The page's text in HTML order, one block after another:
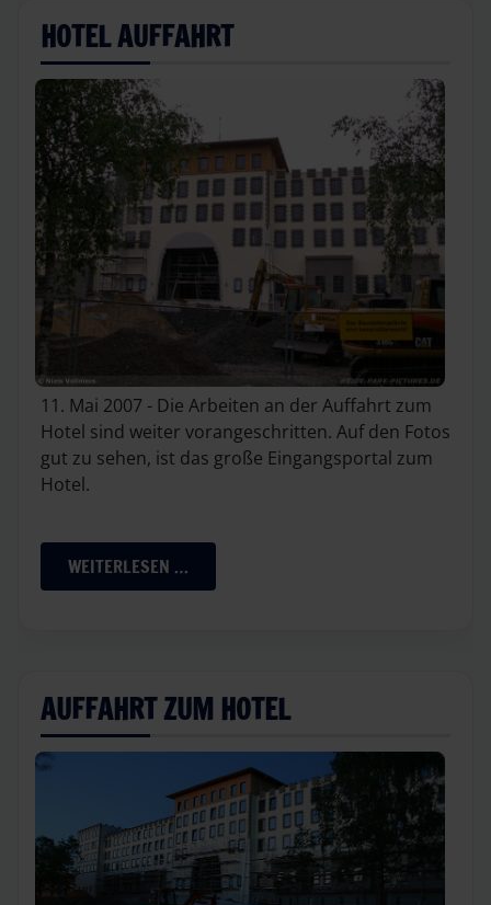
HOTEL AUFFAHRT
11. Mai 2007 - Die Arbeiten an der Auffahrt zum
Hotel sind weiter vorangeschritten. Auf den Fotos
gut zu sehen, ist das große Eingangsportal zum
Hotel.
WEITERLESEN …
AUFFAHRT ZUM HOTEL